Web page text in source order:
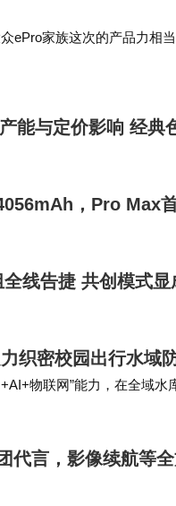
ePro家族这次的产品力相
能与定价影响 经典
，Pro Max
线告捷 共创模式显
织密校园出行水域
物联网”能力，在全域
界即识别—广播劝离—信息
代言，影像续航等